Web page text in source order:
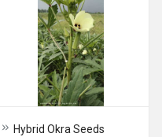
Hybrid Okra Seeds